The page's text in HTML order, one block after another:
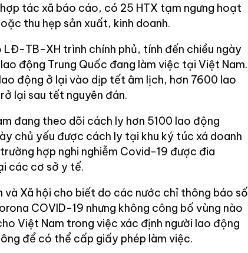
tác xã báo cáo, có 25 HTX tạm ngưng hoạt
thu hẹp sản xuất, kinh doanh.
TB-XH trình chính phủ, tính đến chiều ngày
động Trung Quốc đang làm việc tại Việt Nam.
động ở lại vào dịp tết âm lịch, hơn 7600 lao
lại sau tết nguyên đán.
đang theo dõi cách ly hơn 5100 lao động
chủ yếu được cách ly tại khu ký túc xá doanh
hợp nghi nghiễm Covid-19 được đia
các cơ sở y tế.
và Xã hội cho biết do các nước chỉ thông báo số
COVID-19 nhưng không công bố vùng nào
Việt Nam trong việc xác định người lao động
để có thể cấp giấy phép làm việc.